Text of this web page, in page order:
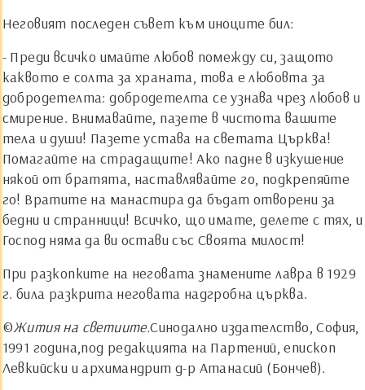
Неговият последен съвет към иноците бил:
- Преди всичко имайте любов помежду си, защото
каквото е солта за храната, това е любовта за
добродетелта: добродетелта се узнава чрез любов и
смирение. Внимавайте, пазете в чистота вашите
тела и души! Пазете устава на светата Църква!
Помагайте на страдащите! Ако падне в изкушение
някой от братята, наставлявайте го, подкрепяйте
го! Вратите на манастира да бъдат отворени за
бедни и странници! Всичко, що имате, делете с тях, и
Господ няма да ви остави със Своята милост!
При разкопките на неговата знамените лавра в 1929
г. била разкрита неговата надгробна църква.
©Жития на светиите.Синодално издателство, София,
1991 година,под редакцията на Партений, епископ
Левкийски и архимандрит д-р Атанасий (Бончев).